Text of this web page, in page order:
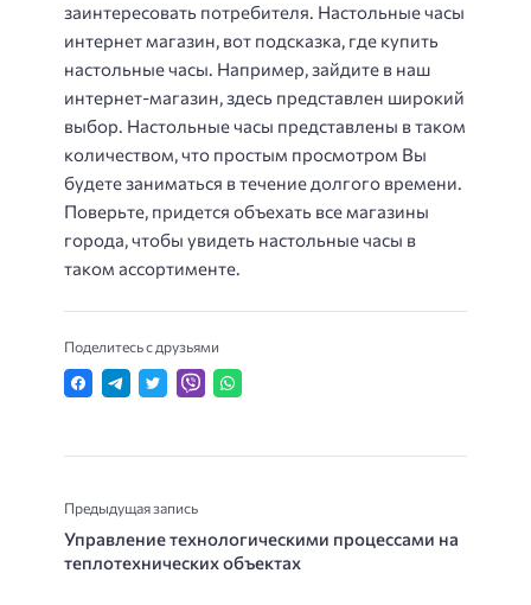
заинтересовать потребителя. Настольные часы
интернет магазин, вот подсказка, где купить
настольные часы. Например, зайдите в наш
интернет-магазин, здесь представлен широкий
выбор. Настольные часы представлены в таком
количеством, что простым просмотром Вы
будете заниматься в течение долгого времени.
Поверьте, придется объехать все магазины
города, чтобы увидеть настольные часы в
таком ассортименте.
Поделитесь с друзьями
Предыдущая запись
Управление технологическими процессами на
теплотехнических объектах